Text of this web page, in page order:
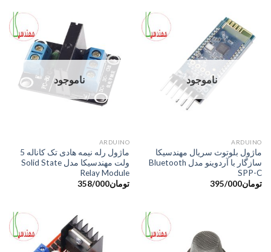
ناموجود
ماژول بلوتوث سریال مهندسیکا
سازگار با آردوینو مدل Bluetooth
SPP-C
تومان395/000
ناموجود
ARDUINO
ماژول رله نیمه هادی تک کاناله 5
ولت مهندسیکا مدل Solid State
Relay Module
تومان358/000